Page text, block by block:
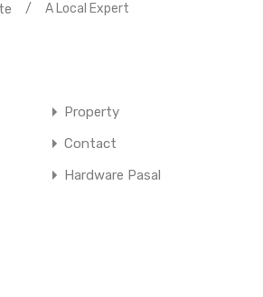
/ A Local Expert
Property
Contact
Hardware Pasal